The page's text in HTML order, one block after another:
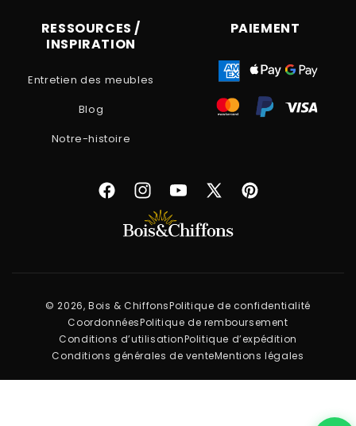
RESSOURCES /
INSPIRATION
Entretien des meubles
Blog
Notre-histoire
PAIEMENT
FacebookInstagramYouTube
X
Pinterest
© 2026, Bois & ChiffonsPolitique de confidentialité
CoordonnéesPolitique de remboursement
Conditions d’utilisationPolitique d’expédition
Conditions générales de venteMentions légales